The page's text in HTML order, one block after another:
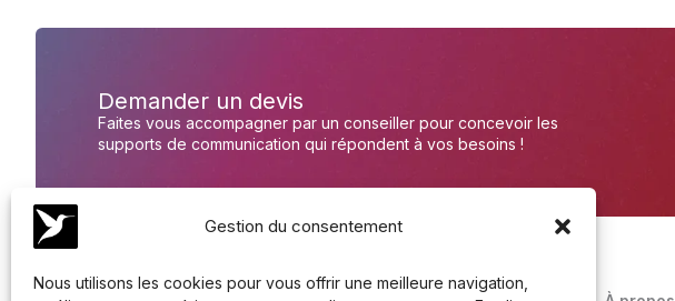
Gestion du consentement
Nous utilisons les cookies pour vous offrir une meilleure navigation,
Demander un devis
Faites vous accompagner par un conseiller pour concevoir les
supports de communication qui répondent à vos besoins !